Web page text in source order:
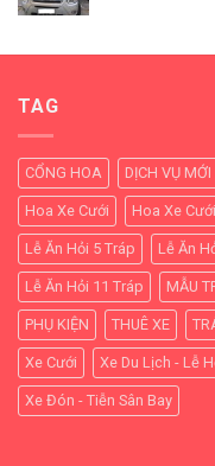
TAG
CỔNG HOA DỊCH VỤ MỚI
Hoa Xe Cưới Hoa Xe
Lễ Ăn Hỏi 5 Tráp Lễ Ăn
Lễ Ăn Hỏi 11 Tráp MẪU
PHỤ KIỆN THUÊ XE
Xe Cưới Xe Du Lịch - Lễ
Xe Đón - Tiễn Sân Bay